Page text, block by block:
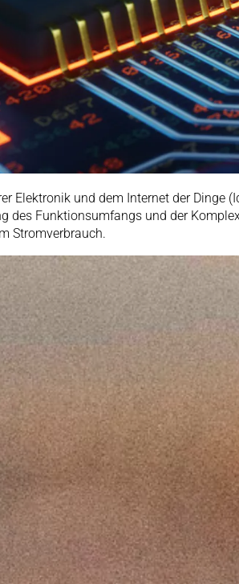
Elektronik und dem Internet der Dinge
des Funktionsumfangs und der
Stromverbrauch.